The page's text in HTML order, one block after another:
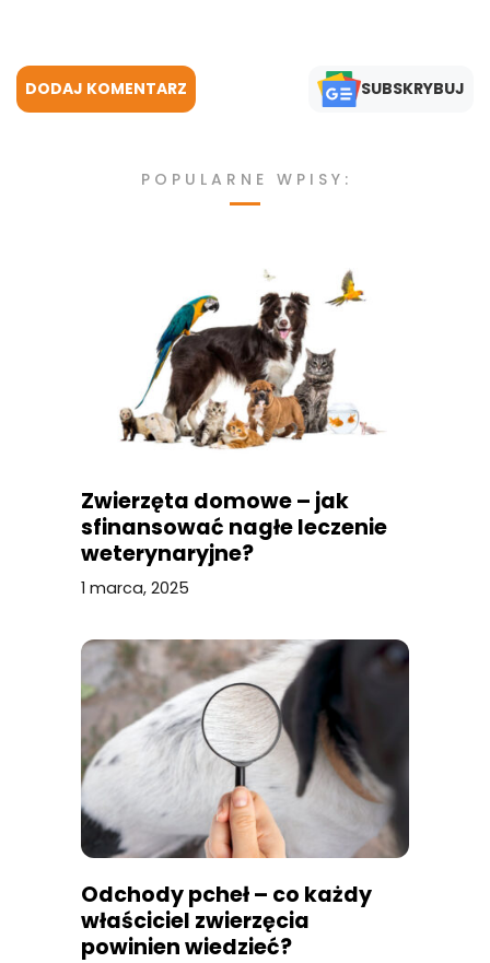
DODAJ KOMENTARZ SUBSKRYBUJ
POPULARNE WPISY:
Zwierzęta domowe – jak
sfinansować nagłe leczenie
weterynaryjne?
1 marca, 2025
Odchody pcheł – co każdy
właściciel zwierzęcia
powinien wiedzieć?